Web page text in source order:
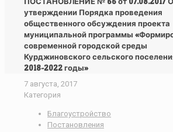
утверждении Порядка проведения
общественного обсуждения проекта
муниципальной программы
современной городской среды
Курджиновского сельского
2018-2022 годы»
7 августа, 2017
Категория
Благоустройство
Постановления